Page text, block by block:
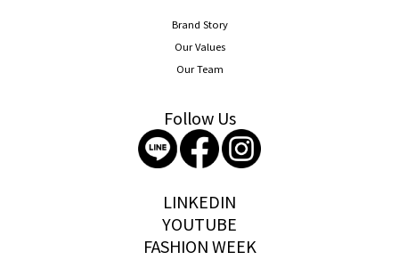
Brand Story
Our Values
Our Team
Follow Us
LINKEDIN
YOUTUBE
FASHION WEEK